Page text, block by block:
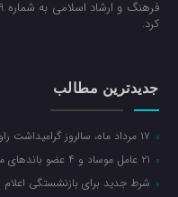
کرد.
جدیدترین مطالب
شرط جدید برای بازنشستگی